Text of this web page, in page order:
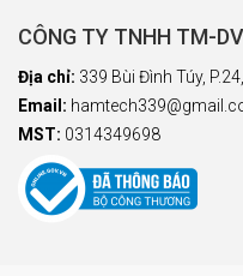
CÔNG TY TNHH TM-
Địa chỉ: 339 Bùi Đình Túy,
Email:
MST: 0314349698